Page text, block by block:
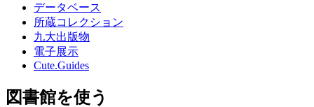
データベース
所蔵コレクション
九大出版物
電子展示
Cute.Guides
図書館を使う